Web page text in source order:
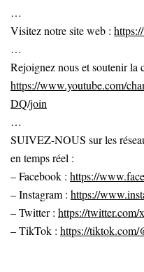
…
Visitez notre site web :
…
Rejoignez nous et soutenir la
https://www.youtube.com/
DQ/join
…
SUIVEZ-NOUS sur les
en temps réel :
– Facebook : https://
– Instagram : https://
– Twitter : https://twitter.com/
– TikTok : https://tiktok.com/